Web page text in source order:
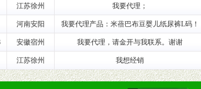
的高额回报。
传促销用品的支持。（包括POP、彩页、手提袋、易
江苏徐州 我要代理；
河南安阳 我要代理产品：米蓓巴布豆婴儿纸尿裤L码！
安徽宿州 我要代理，请金开与我联系。谢谢
江苏徐州 我想经销